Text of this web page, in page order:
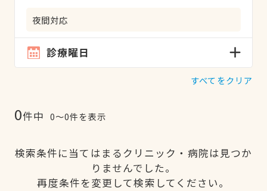
夜間対応
診療曜日
すべてをクリア
0件中 0〜0件を表示
検索条件に当てはまるクリニック・病院は見つか
りませんでした。
再度条件を変更して検索してください。